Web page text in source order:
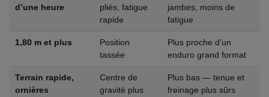
d’une heure
pliés, fatigue
rapide
jambes, moins de
fatigue
1,80 m et plus
Position
tassée
Plus proche d’un
enduro grand format
Terrain rapide,
ornières
Centre de
gravité plus
Plus bas — tenue et
freinage plus sûrs